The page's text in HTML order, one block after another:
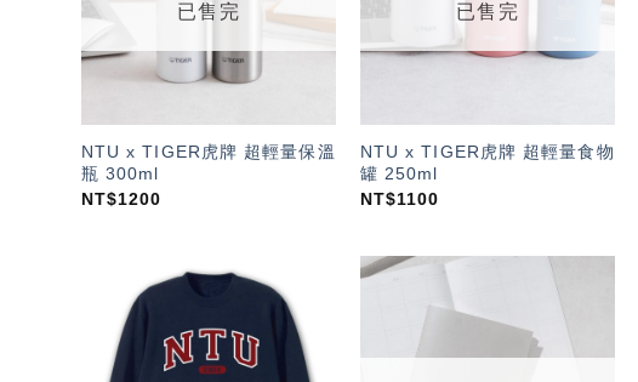
已售完
NTU x TIGER虎牌 超輕量保溫
瓶 300ml
NT$1200
已售完
NTU x TIGER虎牌 超輕量食物
罐 250ml
NT$1100
加入
「願
望輕
單」
望輕